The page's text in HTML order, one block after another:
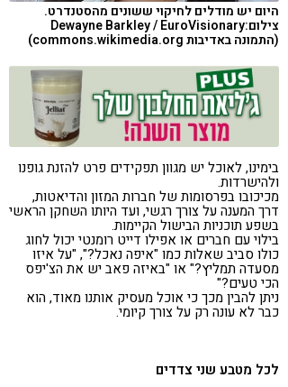
היום יש מודלים לחיקוי ששונים מהסטנדרט.
צילום:Dewayne Barkley / EuroVisionary
(התמונה באדיבות commons.wikimedia.org)
בימינו, לאוכל יש מגוון תפקידים פרט להזנת גופנו
ולהישרדות.
מכיכובו בפרסומות של חברות המזון והדיאטות,
דרך המענה על צורך רגשי, ועד היותו השחקן הראשי
בשפע תוכניות הבישול הקיימות.
בילוי עם חברים או אפילו דייט רומנטי יכול לחוג
כולו סביב שאלות כמו "איפה נאכל?", "על איזו
מסעדה תמליץ?" או "באיזה פאב יש את הצ'יפס
הכי טעים?"
ניתן להבין מכך כי אוכל מעסיק אותנו מאוד, הוא
כבר לא עונה רק על צורך קיומי.
לכל מטבע שני צדדים